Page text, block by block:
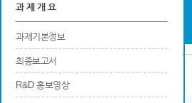
과제현황
과 제 개 요
과제기본정보
최종보고서
R&D 홍보영상
특허